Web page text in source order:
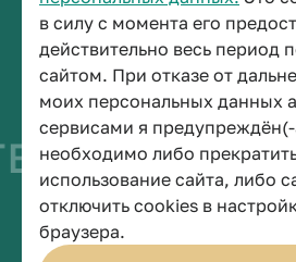
в силу с момента его
действительно весь период
сайтом. При отказе от
моих персональных данных
сервисами я предупреждён(-
необходимо либо
использование сайта, либо
отключить cookies в
браузера.
кабинет 3-11
post@volgmed.ru
пн-пт, с 08.30 до 17.00
быть
© 2026 Волгоградский государственный
Политика конфиденциальности